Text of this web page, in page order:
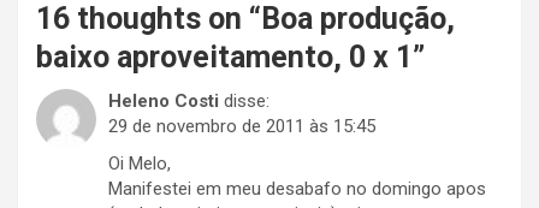
16 thoughts on “ Boa produção,
baixo aproveitamento, 0 x 1 ”
Heleno Costi disse:
29 de novembro de 2011 às 15:45
Oi Melo,
Manifestei em meu desabafo no domingo apos